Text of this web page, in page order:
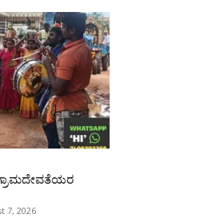
7, 2026